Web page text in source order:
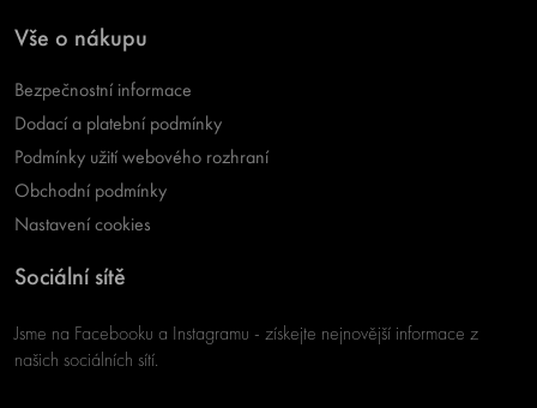
Vše o nákupu
Bezpečnostní informace
Dodací a platební podmínky
Podmínky užití webového rozhraní
Obchodní podmínky
Nastavení cookies
Sociální sítě
Jsme na Facebooku a Instagramu - získejte nejnovější informace z
našich sociálních sítí.